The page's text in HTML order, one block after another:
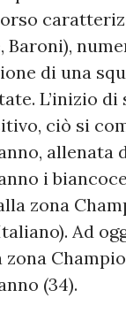
Baroni),
di una
L’inizio
ciò si
allenata
i
zona
Ad
zona
(34).